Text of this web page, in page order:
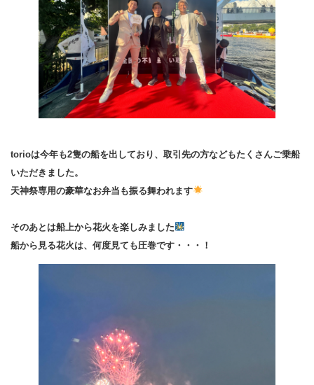
torioは今年も2隻の船を出しており、取引先の方などもたくさんご乗船
いただきました。
天神祭専用の豪華なお弁当も振る舞われます
そのあとは船上から花火を楽しみました
船から見る花火は、何度見ても圧巻です・・・！